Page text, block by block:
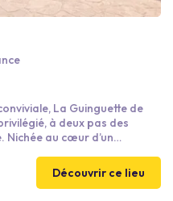
La Guinguette de
à deux pas des
le lieu parfait pour se
Découvrir ce lieu